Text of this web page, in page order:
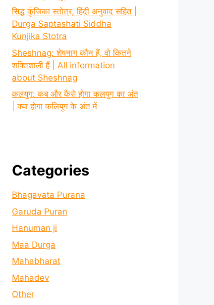
सिद्ध कुंजिका स्तोत्र, हिंदी अनुवाद सहित |
Durga Saptashati Siddha
Kunjika Stotra
Sheshnag: शेषनाग कौन हैं, वो कितने
शक्तिशाली हैं | All information
about Sheshnag
कलयुग: कब और कैसे होगा कलयुग का अंत
| क्या होगा कलियुग के अंत में
Categories
Bhagavata Purana
Garuda Puran
Hanuman ji
Maa Durga
Mahabharat
Mahadev
Other